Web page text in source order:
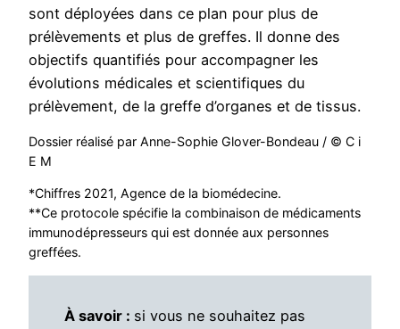
sont déployées dans ce plan pour plus de
prélèvements et plus de greffes. Il donne des
objectifs quantifiés pour accompagner les
évolutions médicales et scientifiques du
prélèvement, de la greffe d’organes et de tissus.
Dossier réalisé par Anne-Sophie Glover-Bondeau / © C i
E M
*Chiffres 2021, Agence de la biomédecine.
**Ce protocole spécifie la combinaison de médicaments
immunodépresseurs qui est donnée aux personnes
greffées.
À savoir : si vous ne souhaitez pas